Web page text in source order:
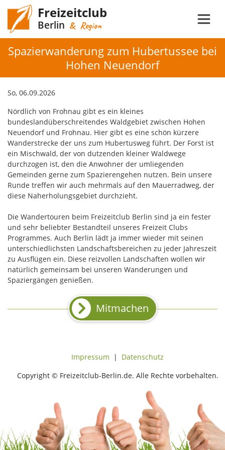
Freizeitclub
Berlin & Region
Spazierwanderung zum Hubertussee bei
Hohen Neuendorf
So, 06.09.2026
Nördlich von Frohnau gibt es ein kleines
bundeslandüberschreitendes Waldgebiet zwischen Hohen
Neuendorf und Frohnau. Hier gibt es eine schön kürzere
Wanderstrecke der uns zum Hubertusweg führt. Der Forst ist
ein Mischwald, der von dutzenden kleiner Waldwege
durchzogen ist, den die Anwohner der umliegenden
Gemeinden gerne zum Spazierengehen nutzen. Bein unsere
Runde treffen wir auch mehrmals auf den Mauerradweg, der
diese Naherholungsgebiet durchzieht.
Die Wandertouren beim Freizeitclub Berlin sind ja ein fester
und sehr beliebter Bestandteil unseres Freizeit Clubs
Programmes. Auch Berlin lädt ja immer wieder mit seinen
unterschiedlichsten Landschaftsbereichen zu jeder Jahreszeit
zu Ausflügen ein. Diese reizvollen Landschaften wollen wir
natürlich gemeinsam bei unseren Wanderungen und
Spaziergängen genießen.
Mitmachen
Impressum | Datenschutz
Copyright © Freizeitclub-Berlin.de. Alle Rechte vorbehalten.